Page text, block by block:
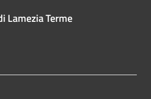
Lamezia Terme